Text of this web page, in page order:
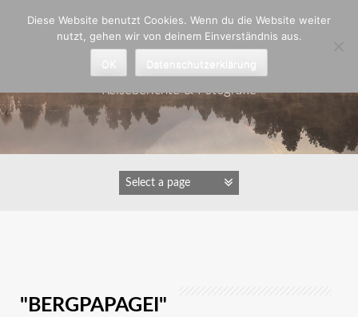
Astrid Padberg
Reiseberichte & Fotografie
"BERGPAPAGEI"
Diese Website benutzt Cookies. Wenn du die Website weiter
nutzt, gehen wir von deinem Einverständnis aus.